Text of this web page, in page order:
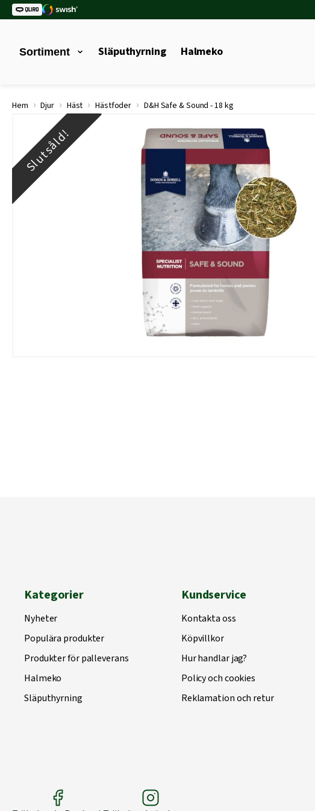
Sortiment Släputhyrning Halmeko
Hem › Djur › Häst › Hästfoder › D&H Safe & Sound - 18 kg
Slutsåld!
Kategorier
Nyheter
Populära produkter
Produkter för palleverans
Halmeko
Släputhyrning
Kundservice
Kontakta oss
Köpvillkor
Hur handlar jag?
Policy och cookies
Reklamation och retur